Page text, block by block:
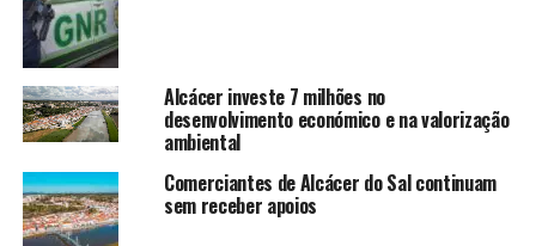
Alcácer investe 7 milhões no
desenvolvimento económico e na valorização
ambiental
Comerciantes de Alcácer do Sal continuam
sem receber apoios